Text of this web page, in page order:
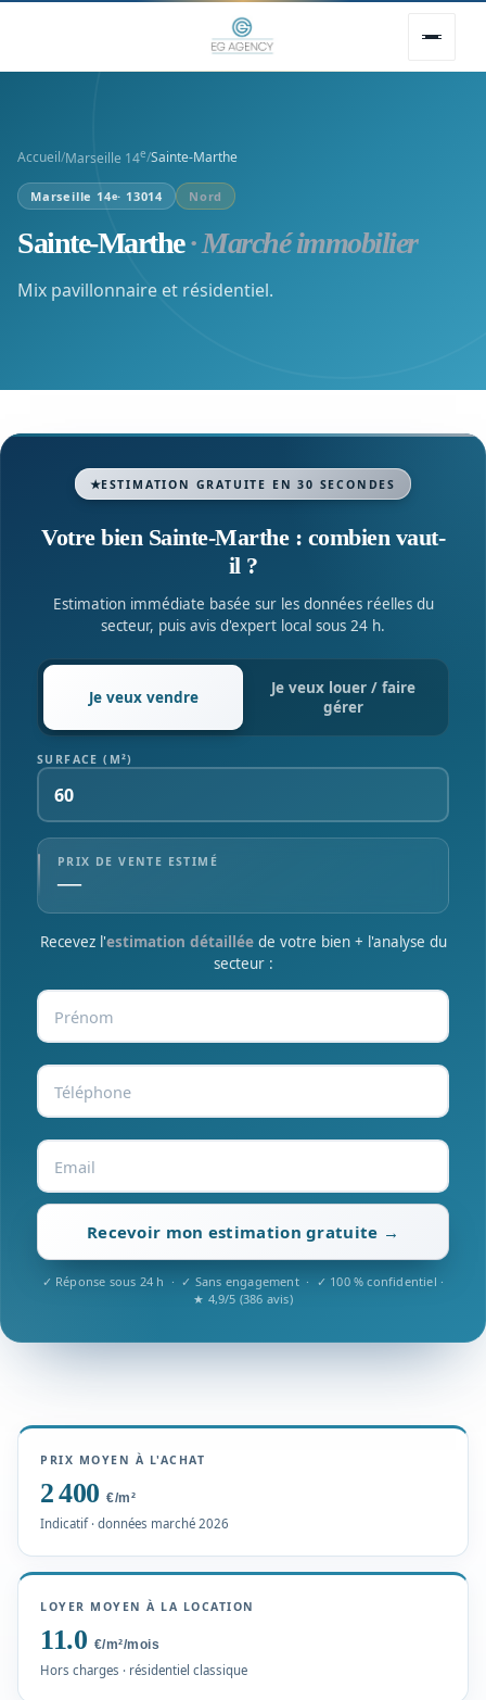
Accueil/Marseille 14e/Sainte-Marthe
Marseille 14e· 13014 Nord
Sainte-Marthe· Marché immobilier
Mix pavillonnaire et résidentiel.
ESTIMATION GRATUITE EN 30 SECONDES
Votre bien Sainte-Marthe : combien vaut-
il ?
Estimation immédiate basée sur les données réelles du
secteur, puis avis d'expert local sous 24 h.
Je veux vendre Je veux louer / faire
gérer
SURFACE (M²)
PRIX DE VENTE ESTIMÉ
—
Recevez l'estimation détailléede votre bien + l'analyse du
secteur :
Recevoir mon estimation gratuite →
✓ Réponse sous 24 h · ✓ Sans engagement · ✓ 100 % confidentiel ·
★ 4,9/5 (386 avis)
PRIX MOYEN À L'ACHAT
2 400 €/m²
Indicatif · données marché 2026
LOYER MOYEN À LA LOCATION
11.0 €/m²/mois
Hors charges · résidentiel classique